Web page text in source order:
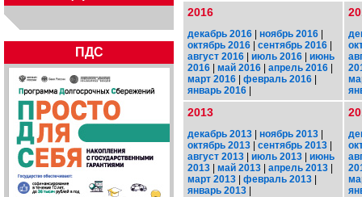
ПДС
2016
декабрь 2016 | ноябрь 2016 |
октябрь 2016 | сентябрь 2016 |
август 2016 | июль 2016 | июнь
2016 | май 2016 | апрель 2016 |
март 2016 | февраль 2016 |
январь 2016 |
2013
декабрь 2013 | ноябрь 2013 |
октябрь 2013 | сентябрь 2013 |
август 2013 | июль 2013 | июнь
2013 | май 2013 | апрель 2013 |
март 2013 | февраль 2013 |
январь 2013 |